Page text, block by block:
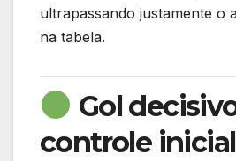
ultrapassando justamente o
na tabela.
Gol
controle inicial